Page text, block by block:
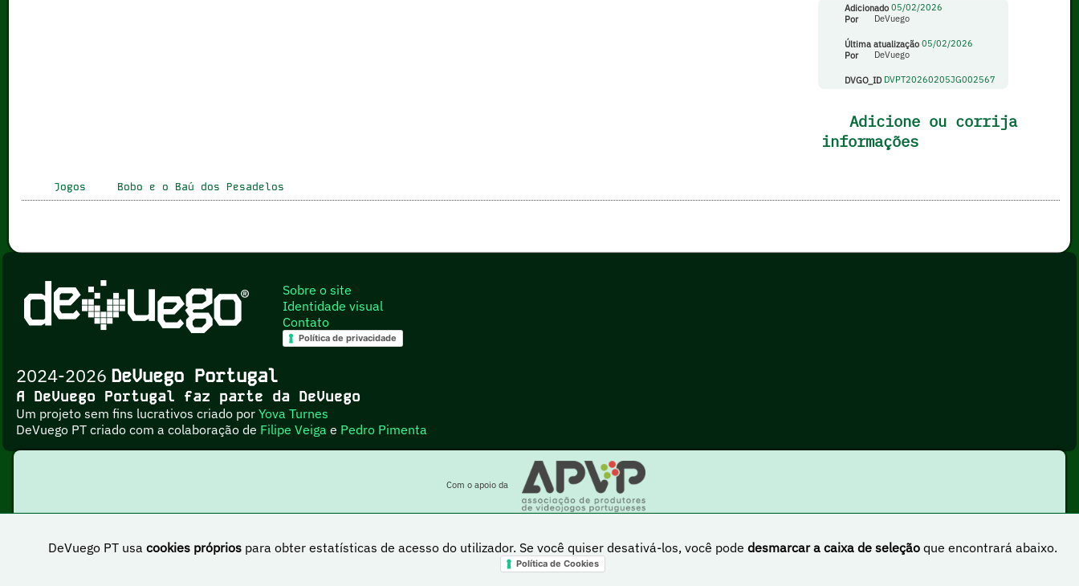
Adicionado 05/02/2026
Por
DeVuego
Última atualização 05/02/2026
Por
DeVuego
DVGO_ID DVPT20260205JG002567
Adicione ou corrija
informações
Jogos Bobo e o Baú dos Pesadelos
DeVuego PT usa cookies própriospara obter estatísticas de acesso do utilizador. Se você quiser desativá-los, você pode desmarcar a caixa de seleçãoque encontrará abaixo.
Política de Cookies
Sobre o site
Identidade visual
Contato
Política de privacidade
2024-2026 DeVuego Portugal
A DeVuego Portugal faz parte da DeVuego
Um projeto sem fins lucrativos criado porYova Turnes
DeVuego PT criado com a colaboração de Filipe Veiga e Pedro Pimenta
Com o apoio da
Esta obra está sob uma licença Creative Commons Atribuição-NãoComercial-PartilhaIgual 4.0 Internacional